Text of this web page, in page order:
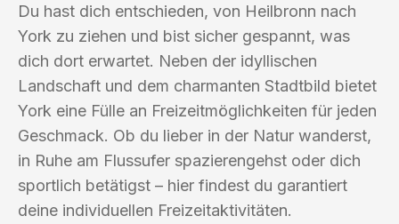
Du hast dich entschieden, von Heilbronn nach
York zu ziehen und bist sicher gespannt, was
dich dort erwartet. Neben der idyllischen
Landschaft und dem charmanten Stadtbild bietet
York eine Fülle an Freizeitmöglichkeiten für jeden
Geschmack. Ob du lieber in der Natur wanderst,
in Ruhe am Flussufer spazierengehst oder dich
sportlich betätigst – hier findest du garantiert
deine individuellen Freizeitaktivitäten.